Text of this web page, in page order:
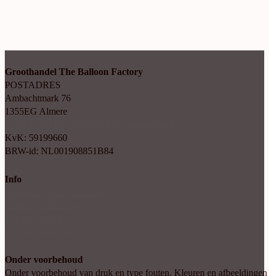
Groothandel The Balloon Factory
POSTADRES
Ambachtmark 76
1355EG Almere
KvK: 59199660
BRW-id: NL001908851B84
Info
Onder voorbehoud
Onder voorbehoud van druk en type fouten. Kleuren en